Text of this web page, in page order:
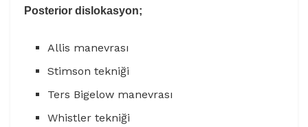
Posterior dislokasyon;
Allis manevrası
Stimson tekniği
Ters Bigelow manevrası
Whistler tekniği